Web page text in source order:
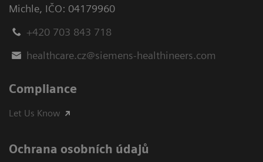
Michle, IČO: 04179960
+420 703 843 718
healthcare.cz@siemens-healthineers.com
Compliance
Let Us Know
Ochrana osobních údajů